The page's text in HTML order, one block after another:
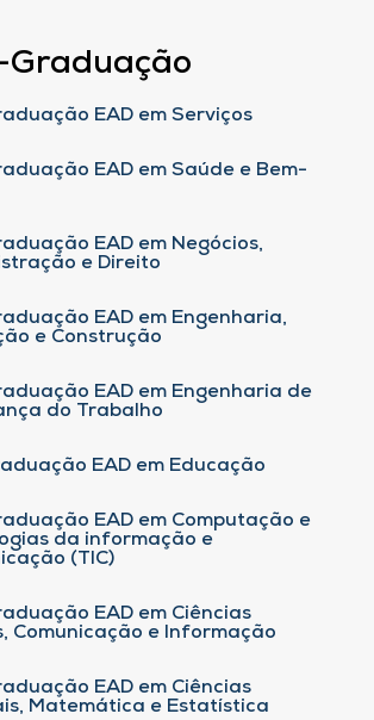
Graduação
EAD em Serviços
EAD em Saúde e Bem-
EAD em Negócios,
e Direito
EAD em Engenharia,
e Construção
EAD em Engenharia de
do Trabalho
EAD em Educação
EAD em Computação e
da informação e
(TIC)
EAD em Ciências
Comunicação e Informação
EAD em Ciências
Matemática e Estatística